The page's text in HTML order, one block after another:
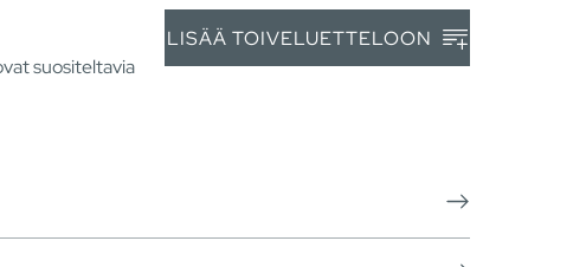
suositeltavia
LISÄÄ TOIVELUETTELOON